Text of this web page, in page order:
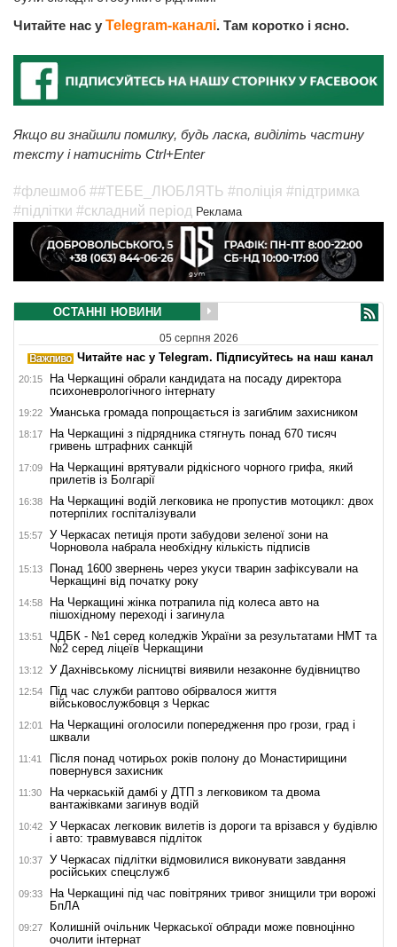
Читайте нас у Telegram-каналі. Там коротко і ясно.
Якщо ви знайшли помилку, будь ласка, виділіть частину
тексту і натисніть Ctrl+Enter
#флешмоб ##ТЕБЕ_ЛЮБЛЯТЬ #поліція #підтримка
#підлітки #складний період Реклама
ОСТАННІ НОВИНИ
05 серпня 2026
Читайте нас у Telegram. Підписуйтесь на наш канал
20:15
На Черкащині обрали кандидата на посаду директора
психоневрологічного інтернату
19:22 Уманська громада попрощається із загиблим захисником
18:17
На Черкащині з підрядника стягнуть понад 670 тисяч
гривень штрафних санкцій
17:09
На Черкащині врятували рідкісного чорного грифа, який
прилетів із Болгарії
16:38
На Черкащині водій легковика не пропустив мотоцикл: двох
потерпілих госпіталізували
15:57
У Черкасах петиція проти забудови зеленої зони на
Чорновола набрала необхідну кількість підписів
15:13
Понад 1600 звернень через укуси тварин зафіксували на
Черкащині від початку року
14:58
На Черкащині жінка потрапила під колеса авто на
пішохідному переході і загинула
13:51
ЧДБК - №1 серед коледжів України за результатами НМТ та
№2 серед ліцеїв Черкащини
13:12 У Дахнівському лісництві виявили незаконне будівництво
12:54
Під час служби раптово обірвалося життя
військовослужбовця з Черкас
12:01
На Черкащині оголосили попередження про грози, град і
шквали
11:41
Після понад чотирьох років полону до Монастирищини
повернувся захисник
11:30
На черкаській дамбі у ДТП з легковиком та двома
вантажівками загинув водій
10:42
У Черкасах легковик вилетів із дороги та врізався у будівлю
і авто: травмувався підліток
10:37
У Черкасах підлітки відмовилися виконувати завдання
російських спецслужб
09:33
На Черкащині під час повітряних тривог знищили три ворожі
БпЛА
09:27
Колишній очільник Черкаської облради може повноцінно
очолити інтернат